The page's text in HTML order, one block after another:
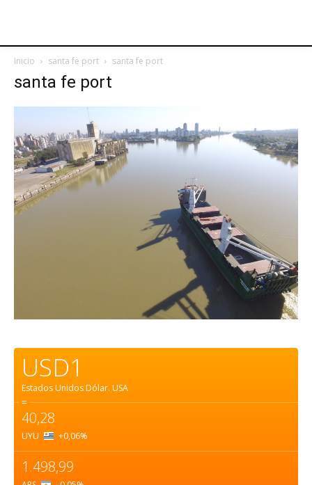
Inicio santa fe port santa fe port
santa fe port
USD1
Estados Unidos Dólar. USA
=
40,28
UYU +0,06%
1.498,99